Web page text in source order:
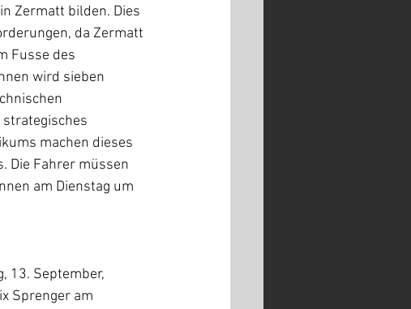
Zermatt bilden. Dies
da Zermatt
Fusse des
wird sieben
machen dieses
Die Fahrer müssen
am Dienstag um
13. September,
Sprenger am